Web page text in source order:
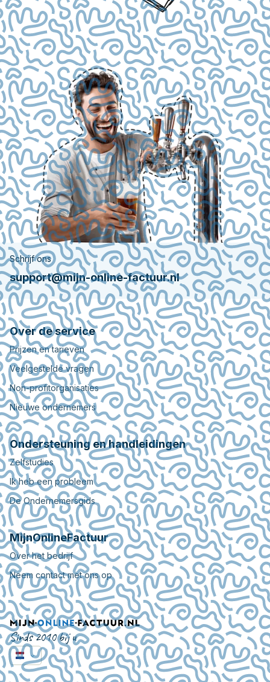
Schrijf ons
support@mijn-online-factuur.nl
Over de service
Prijzen en tarieven
Veelgestelde vragen
Non-profitorganisaties
Nieuwe ondernemers
Ondersteuning en handleidingen
Zelfstudies
Ik heb een probleem
De Ondernemersgids
MijnOnlineFactuur
Over het bedrijf
Neem contact met ons op
Sinds 2010 bij u